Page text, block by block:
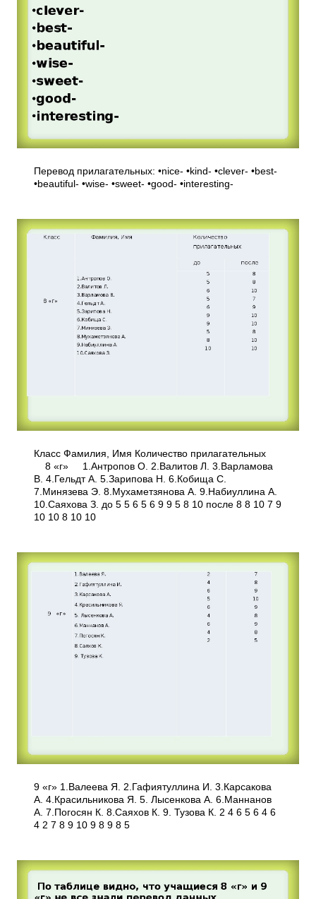
Перевод прилагательных: •nice- •kind- •clever- •best-
•beautiful- •wise- •sweet- •good- •interesting-
Класс Фамилия, Имя Количество прилагательных
8 «г» 1.Антропов О. 2.Валитов Л. 3.Варламова
В. 4.Гельдт А. 5.Зарипова Н. 6.Кобища С.
7.Минязева Э. 8.Мухаметзянова А. 9.Набиуллина А.
10.Саяхова З. до 5 5 6 5 6 9 9 5 8 10 после 8 8 10 7 9
10 10 8 10 10
9 «г» 1.Валеева Я. 2.Гафиятуллина И. 3.Карсакова
А. 4.Красильникова Я. 5. Лысенкова А. 6.Маннанов
А. 7.Погосян К. 8.Саяхов К. 9. Тузова К. 2 4 6 5 6 4 6
4 2 7 8 9 10 9 8 9 8 5